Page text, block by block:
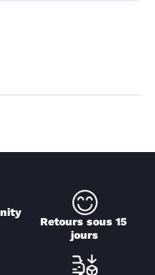
Retours sous 15
jours